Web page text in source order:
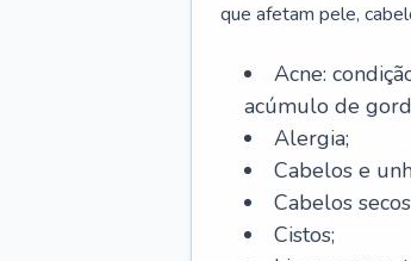
que afetam pele,
Acne:
acúmulo de
Alergia;
Cabelos e
Cabelos
Cistos;